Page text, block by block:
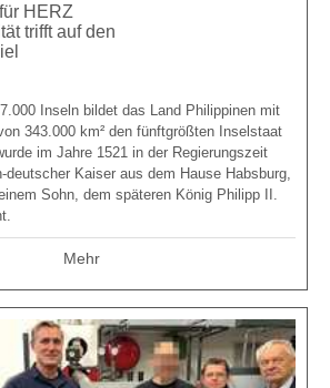
HERZ
trifft auf den
Inseln bildet das Land Philippinen mit
343.000 km² den fünftgrößten Inselstaat
im Jahre 1521 in der Regierungszeit
Kaiser aus dem Hause Habsburg,
Sohn, dem späteren König Philipp II.
Mehr